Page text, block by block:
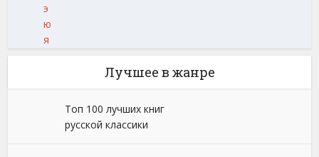
э
ю
я
Лучшее в жанре
Топ 100 лучших книг
русской классики